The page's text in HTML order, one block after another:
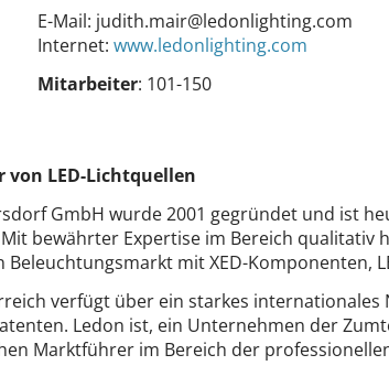
E-Mail: judith.mair@ledonlighting.com
Internet: www.ledonlighting.com
Mitarbeiter: 101-150
LED-Lichtquellen
GmbH wurde 2001 gegründet und ist
bewährter Expertise im Bereich
mit XED-Komponenten,
verfügt über ein starkes
Ledon ist, ein Unternehmen der
Marktführer im Bereich der